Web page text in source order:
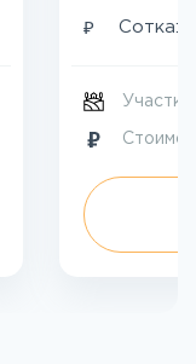
₽ Сотка:
Участки: